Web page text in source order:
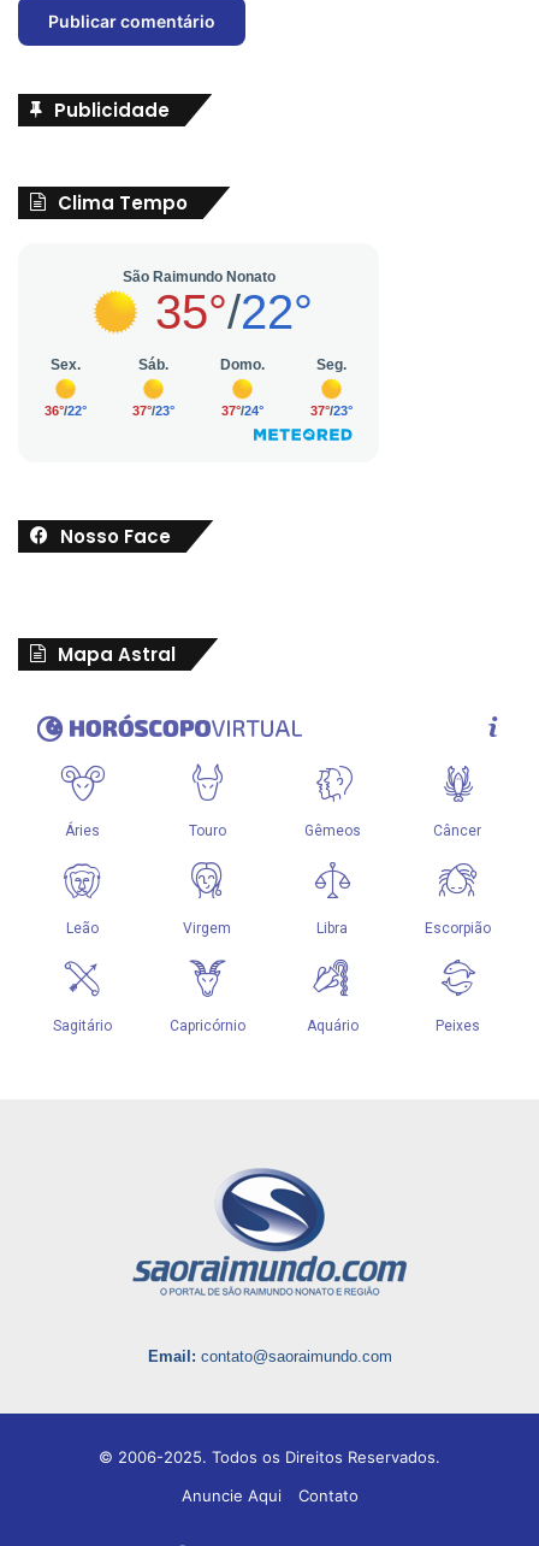
Publicidade
Clima Tempo
Nosso Face
Mapa Astral
Email: contato@saoraimundo.com
© 2006-2025. Todos os Direitos Reservados.
Anuncie Aqui
Contato